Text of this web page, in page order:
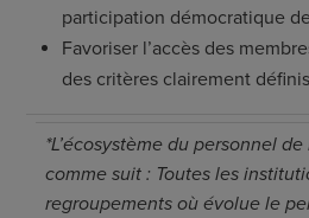
participation démocratique
Favoriser l’accès des
des critères clairement
*L’écosystème du personnel
comme suit : Toutes les
regroupements où évolue le